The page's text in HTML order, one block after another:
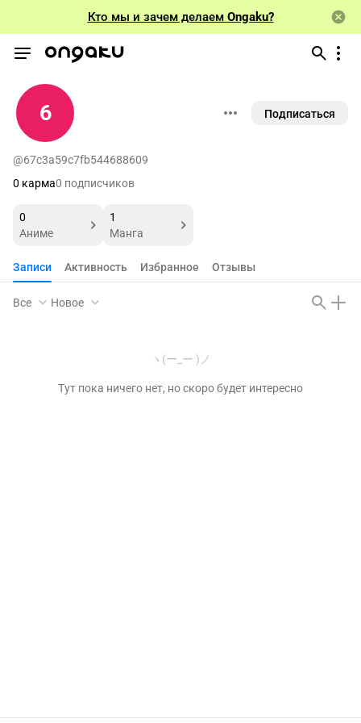
Кто мы и зачем делаем Ongaku?
6 Подписаться
@67c3a59c7fb544688609
0 карма0 подписчиков
0
Аниме
1
Манга
Записи Активность Избранное Отзывы
Все Новое
ヽ(ー_ー )ノ
Тут пока ничего нет, но скоро будет интересно